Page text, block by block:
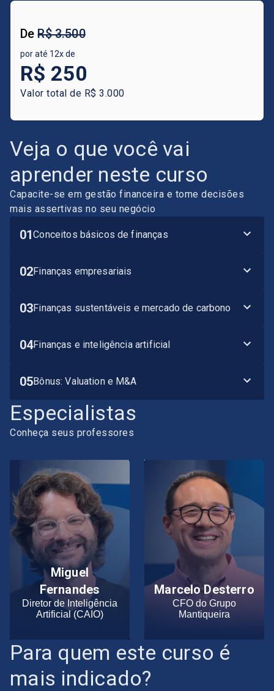
De R$ 3.500
por até 12x de
R$ 250
Valor total de R$ 3.000
Veja o que você vai
aprender neste curso
Capacite-se em gestão financeira e tome decisões
mais assertivas no seu negócio
01Conceitos básicos de finanças
02Finanças empresariais
03Finanças sustentáveis e mercado de carbono
04Finanças e inteligência artificial
05Bônus: Valuation e M&A
Especialistas
Conheça seus professores
Miguel
Fernandes
Diretor de Inteligência
Artificial (CAIO)
Marcelo Desterro
CFO do Grupo
Mantiqueira
Para quem este curso é
mais indicado?